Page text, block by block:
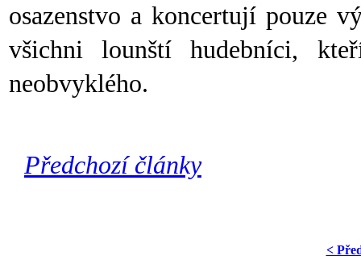
osazenstvo a koncertují pouze
všichni lounští hudebníci,
neobvyklého.
Předchozí články
<